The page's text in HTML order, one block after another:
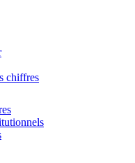
chiffres